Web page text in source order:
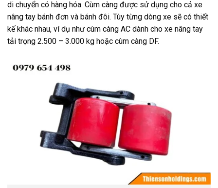
di chuyển có hàng hóa. Cùm càng được sử dụng cho cả xe
nâng tay bánh đơn và bánh đôi. Tùy từng dòng xe sẽ có thiết
kế khác nhau, ví dụ như cùm càng AC dành cho xe nâng tay
tải trọng 2.500 – 3.000 kg hoặc cùm càng DF.